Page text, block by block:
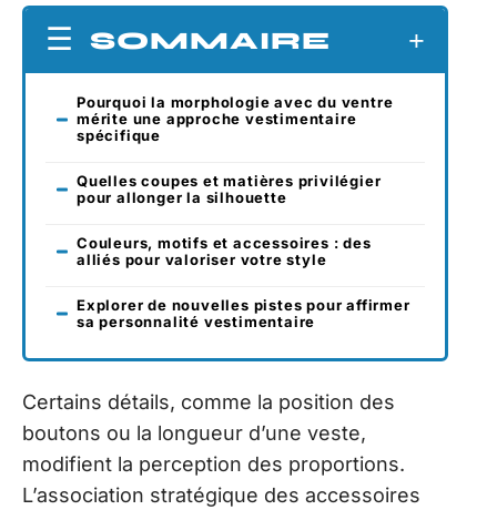
SOMMAIRE
Pourquoi la morphologie avec du ventre
mérite une approche vestimentaire
spécifique
Quelles coupes et matières privilégier
pour allonger la silhouette
Couleurs, motifs et accessoires : des
alliés pour valoriser votre style
Explorer de nouvelles pistes pour affirmer
sa personnalité vestimentaire
Certains détails, comme la position des
boutons ou la longueur d’une veste,
modifient la perception des proportions.
L’association stratégique des accessoires